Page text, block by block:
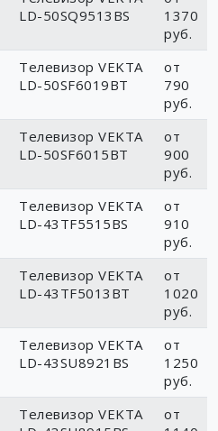
LD-50SQ9513BS
1370
руб.
Телевизор VEKTA
LD-50SF6019BT
от
790
руб.
Телевизор VEKTA
LD-50SF6015BT
от
900
руб.
Телевизор VEKTA
LD-43TF5515BS
от
910
руб.
Телевизор VEKTA
LD-43TF5013BT
от
1020
руб.
Телевизор VEKTA
LD-43SU8921BS
от
1250
руб.
Телевизор VEKTA
от